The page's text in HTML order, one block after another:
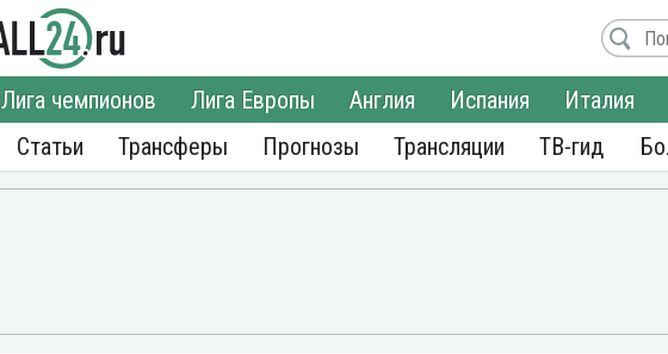
Лига чемпионов Лига Европы Англия Испания Италия
Статьи
Трансферы Прогнозы Трансляции ТВ-гид